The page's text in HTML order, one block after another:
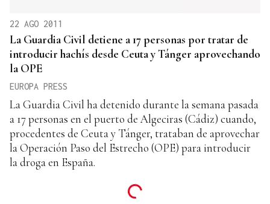
22 AGO 2011
La Guardia Civil detiene a 17 personas por tratar de
introducir hachís desde Ceuta y Tánger aprovechando
la OPE
EUROPA PRESS
La Guardia Civil ha detenido durante la semana pasada
a 17 personas en el puerto de Algeciras (Cádiz) cuando,
procedentes de Ceuta y Tánger, trataban de aprovechar
la Operación Paso del Estrecho (OPE) para introducir
la droga en España.